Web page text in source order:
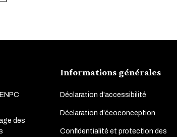
des
Informations générales
Déclaration d'accessibilité
Déclaration d'écoconception
Confidentialité et protection des